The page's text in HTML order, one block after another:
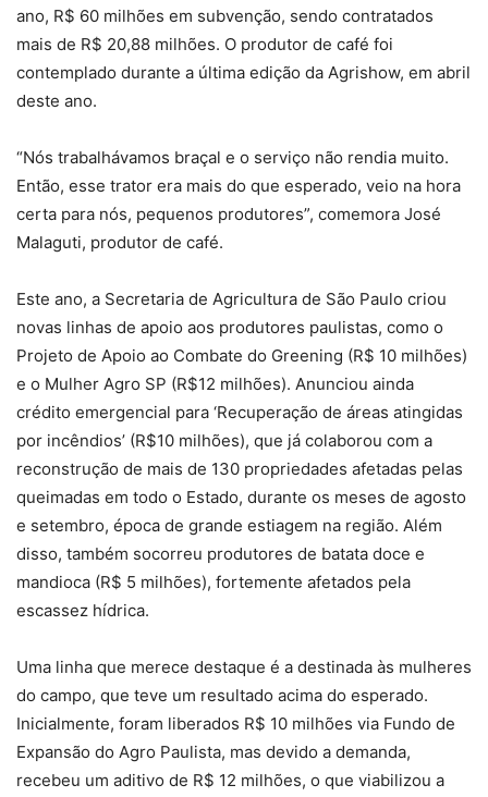
ano, R$ 60 milhões em subvenção, sendo contratados
mais de R$ 20,88 milhões. O produtor de café foi
contemplado durante a última edição da Agrishow, em abril
deste ano.
“Nós trabalhávamos braçal e o serviço não rendia muito.
Então, esse trator era mais do que esperado, veio na hora
certa para nós, pequenos produtores”, comemora José
Malaguti, produtor de café.
Este ano, a Secretaria de Agricultura de São Paulo criou
novas linhas de apoio aos produtores paulistas, como o
Projeto de Apoio ao Combate do Greening (R$ 10 milhões)
e o Mulher Agro SP (R$12 milhões). Anunciou ainda
crédito emergencial para ‘Recuperação de áreas atingidas
por incêndios’ (R$10 milhões), que já colaborou com a
reconstrução de mais de 130 propriedades afetadas pelas
queimadas em todo o Estado, durante os meses de agosto
e setembro, época de grande estiagem na região. Além
disso, também socorreu produtores de batata doce e
mandioca (R$ 5 milhões), fortemente afetados pela
escassez hídrica.
Uma linha que merece destaque é a destinada às mulheres
do campo, que teve um resultado acima do esperado.
Inicialmente, foram liberados R$ 10 milhões via Fundo de
Expansão do Agro Paulista, mas devido a demanda,
recebeu um aditivo de R$ 12 milhões, o que viabilizou a